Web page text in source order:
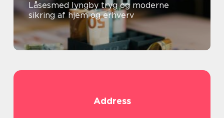
Låsesmed lyngby tryg og moderne
sikring af hjem og erhverv
Address